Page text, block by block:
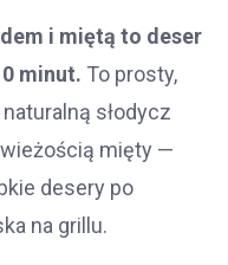
i miętą to deser
minut. To prosty,
słodycz
mięty —
desery po
na grillu.